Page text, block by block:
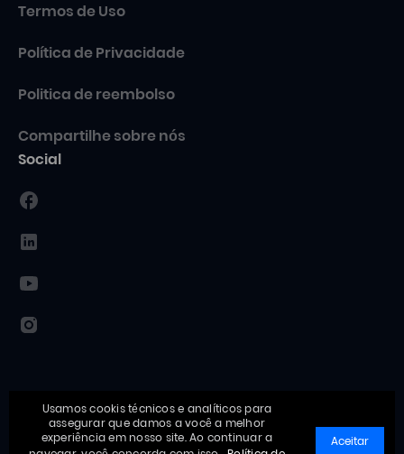
Termos de Uso
Política de Privacidade
Politica de reembolso
Compartilhe sobre nós
Social
Usamos cookis técnicos e analíticos para
assegurar que damos a você a melhor
experiência em nosso site. Ao continuar a
Aceitar